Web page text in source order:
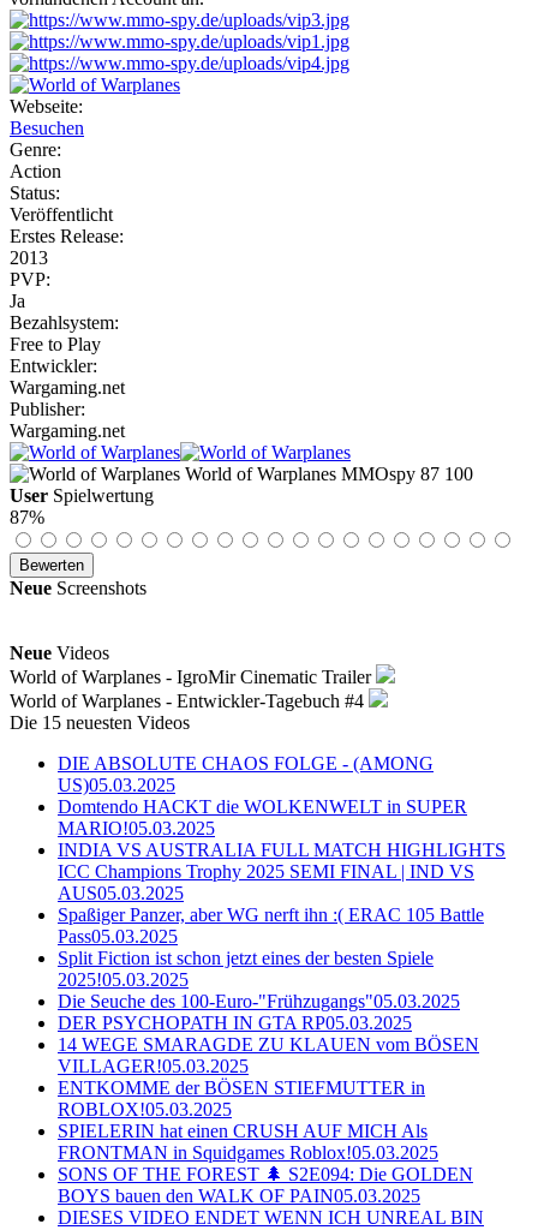
Webseite:
Besuchen
Genre:
Action
Status:
Veröffentlicht
Erstes Release:
2013
PVP:
Ja
Bezahlsystem:
Free to Play
Entwickler:
Wargaming.net
Publisher:
Wargaming.net
World of Warplanes MMOspy 87 100
User Spielwertung
87%
Neue Screenshots
Neue Videos
World of Warplanes - IgroMir Cinematic Trailer
World of Warplanes - Entwickler-Tagebuch #4
Die 15 neuesten Videos
DIE ABSOLUTE CHAOS FOLGE - (AMONG
US)05.03.2025
Domtendo HACKT die WOLKENWELT in SUPER
MARIO!05.03.2025
INDIA VS AUSTRALIA FULL MATCH HIGHLIGHTS
ICC Champions Trophy 2025 SEMI FINAL | IND VS
AUS05.03.2025
Spaßiger Panzer, aber WG nerft ihn :( ERAC 105 Battle
Pass05.03.2025
Split Fiction ist schon jetzt eines der besten Spiele
2025!05.03.2025
Die Seuche des 100-Euro-"Frühzugangs"05.03.2025
DER PSYCHOPATH IN GTA RP05.03.2025
14 WEGE SMARAGDE ZU KLAUEN vom BÖSEN
VILLAGER!05.03.2025
ENTKOMME der BÖSEN STIEFMUTTER in
ROBLOX!05.03.2025
SPIELERIN hat einen CRUSH AUF MICH Als
FRONTMAN in Squidgames Roblox!05.03.2025
SONS OF THE FOREST 🌲 S2E094: Die GOLDEN
BOYS bauen den WALK OF PAIN05.03.2025
DIESES VIDEO ENDET WENN ICH UNREAL BIN